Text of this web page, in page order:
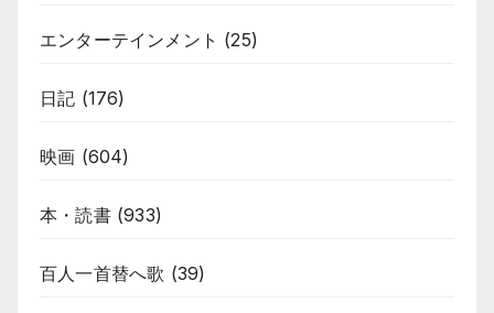
エンターテインメント (25)
日記 (176)
映画 (604)
本・読書(933)
百人一首替へ歌 (39)